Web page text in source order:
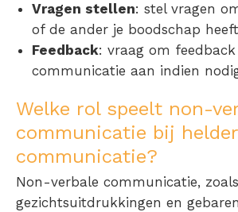
Vragen stellen: stel vragen
of de ander je boodschap
Feedback: vraag om
communicatie aan indien
Welke rol speelt non-
communicatie bij
communicatie?
Non-verbale communicatie,
gezichtsuitdrukkingen en